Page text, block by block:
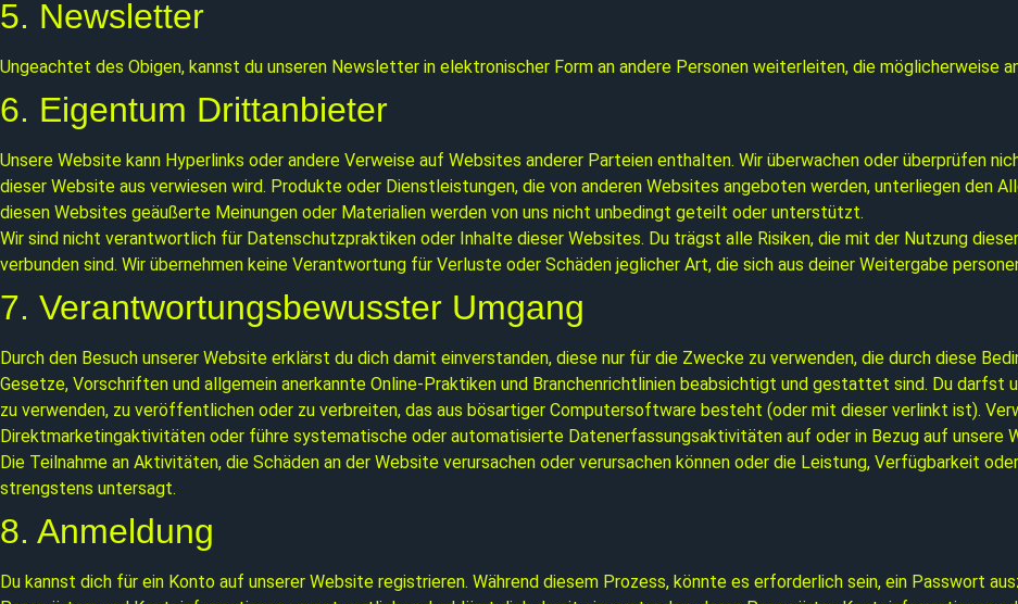
5. Newsletter
Ungeachtet des Obigen, kannst du unseren Newsletter in elektronischer Form an andere Personen weiterleiten, die möglicherweise
6. Eigentum Drittanbieter
Unsere Website kann Hyperlinks oder andere Verweise auf Websites anderer Parteien enthalten. Wir überwachen oder überprüfen
dieser Website aus verwiesen wird. Produkte oder Dienstleistungen, die von anderen Websites angeboten werden, unterliegen den
diesen Websites geäußerte Meinungen oder Materialien werden von uns nicht unbedingt geteilt oder unterstützt.
Wir sind nicht verantwortlich für Datenschutzpraktiken oder Inhalte dieser Websites. Du trägst alle Risiken, die mit der Nutzung
verbunden sind. Wir übernehmen keine Verantwortung für Verluste oder Schäden jeglicher Art, die sich aus deiner Weitergabe
7. Verantwortungsbewusster Umgang
Durch den Besuch unserer Website erklärst du dich damit einverstanden, diese nur für die Zwecke zu verwenden, die durch diese
Gesetze, Vorschriften und allgemein anerkannte Online-Praktiken und Branchenrichtlinien beabsichtigt und gestattet sind. Du darfst
zu verwenden, zu veröffentlichen oder zu verbreiten, das aus bösartiger Computersoftware besteht (oder mit dieser verlinkt ist).
Direktmarketingaktivitäten oder führe systematische oder automatisierte Datenerfassungsaktivitäten auf oder in Bezug auf unsere
Die Teilnahme an Aktivitäten, die Schäden an der Website verursachen oder verursachen können oder die Leistung, Verfügbarkeit
strengstens untersagt.
8. Anmeldung
Du kannst dich für ein Konto auf unserer Website registrieren. Während diesem Prozess, könnte es erforderlich sein, ein Passwort